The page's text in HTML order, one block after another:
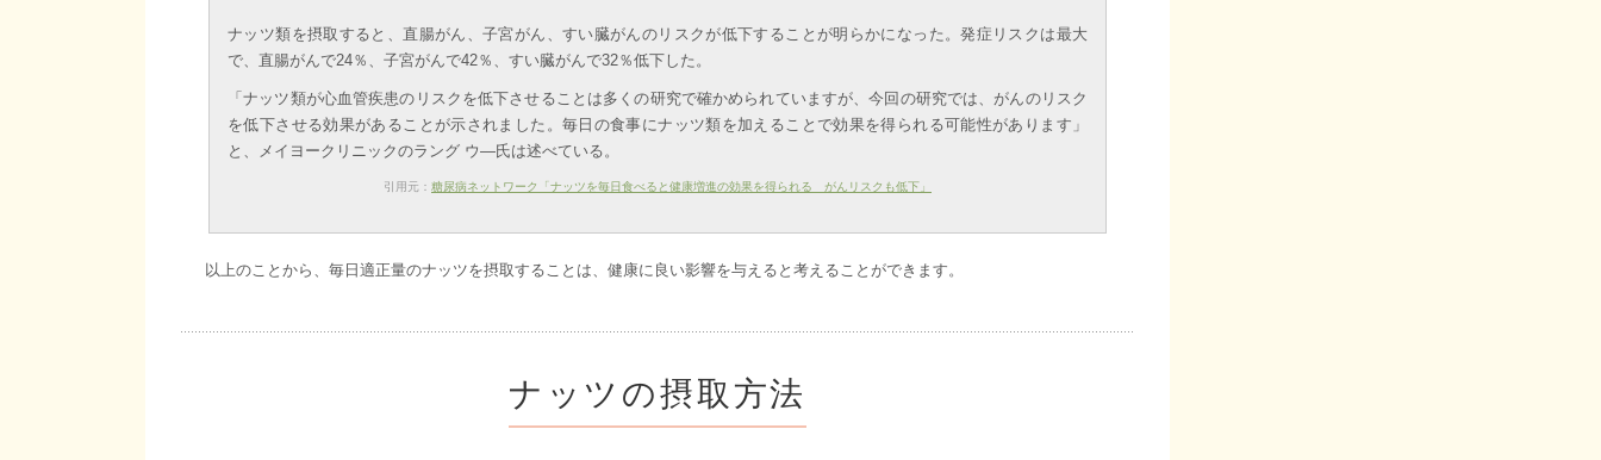
ナッツ類を摂取すると、直腸がん、子宮がん、すい臓がんのリスクが低下することが明らかになった。発症リスクは最大
で、直腸がんで24％、子宮がんで42％、すい臓がんで32％低下した。
「ナッツ類が心血管疾患のリスクを低下させることは多くの研究で確かめられていますが、今回の研究では、がんのリスク
を低下させる効果があることが示されました。毎日の食事にナッツ類を加えることで効果を得られる可能性があります」
と、メイヨークリニックのラング ウ―氏は述べている。
引用元： 糖尿病ネットワーク「ナッツを毎日食べると健康増進の効果を得られる がんリスクも低下」
以上のことから、毎日適正量のナッツを摂取することは、健康に良い影響を与えると考えることができます。
ナッツの摂取方法